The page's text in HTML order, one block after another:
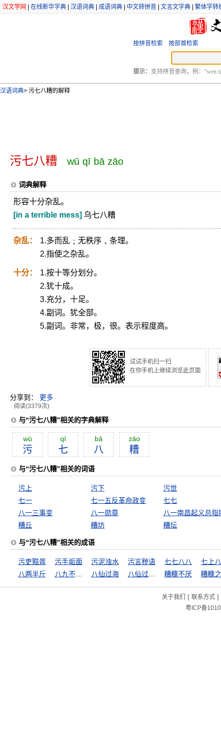
汉文学网 在线新华字典 汉语词典 成语词典 中文转拼音 文言文字典 繁体字转
按拼音检索 按部首检索
提示： 支持拼音查询，例：“wen
汉语词典> 污七八糟的解释
污七八糟 wū qī bā zāo
词典解释
形容十分杂乱。
[in a terrible mess] 乌七八糟
杂乱：
1.多而乱﹔无秩序﹑条理。
2.指使之杂乱。
十分：
1.按十等分划分。
2.犹十成。
3.充分，十足。
4.副词。犹全部。
5.副词。非常，极，很。表示程度高。
试试手机扫一扫
在你手机上继续浏览此页面
分享到： 更多
阅读(3379次)
与“污七八糟”相关的字典解释
wū
污
qī
七
bā
八
zāo
糟
与“污七八糟”相关的词语
污上 污下
污世
七一
七一五反革命政变
七七
八一三事变
八一勋章
糟丘
糟坊 糟坛
与“污七八糟”相关的成语
污吏黠胥 污手垢面 污泥浊水 污言秽语 七七八八
七上
八两半斤
八仙过海 糟糠不厌 糟糠
关于我们 | 联系方式|
粤ICP备